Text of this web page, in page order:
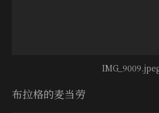
布拉格的麦当劳